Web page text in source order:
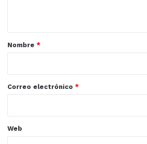
r
*
Nombre *
Correo electrónico *
Web